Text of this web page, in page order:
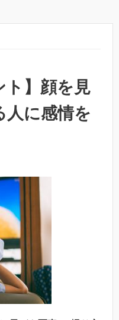
ト】顔を見
人に感情を